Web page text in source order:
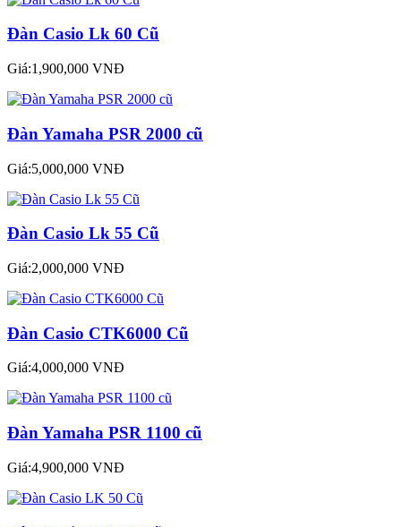
Đàn Casio Lk 60 Cũ
Giá:1,900,000 VNĐ
Đàn Yamaha PSR 2000 cũ
Giá:5,000,000 VNĐ
Đàn Casio Lk 55 Cũ
Giá:2,000,000 VNĐ
Đàn Casio CTK6000 Cũ
Giá:4,000,000 VNĐ
Đàn Yamaha PSR 1100 cũ
Giá:4,900,000 VNĐ